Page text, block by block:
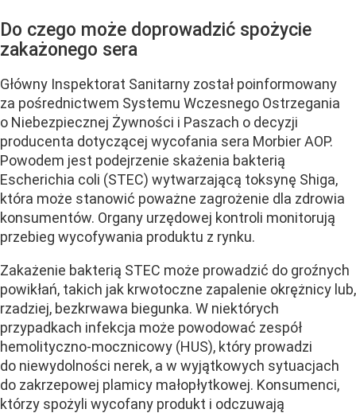
Do czego może doprowadzić spożycie
zakażonego sera
Główny Inspektorat Sanitarny został poinformowany
za pośrednictwem Systemu Wczesnego Ostrzegania
o Niebezpiecznej Żywności i Paszach o decyzji
producenta dotyczącej wycofania sera Morbier AOP.
Powodem jest podejrzenie skażenia bakterią
Escherichia coli (STEC) wytwarzającą toksynę Shiga,
która może stanowić poważne zagrożenie dla zdrowia
konsumentów. Organy urzędowej kontroli monitorują
przebieg wycofywania produktu z rynku.
Zakażenie bakterią STEC może prowadzić do groźnych
powikłań, takich jak krwotoczne zapalenie okrężnicy lub,
rzadziej, bezkrwawa biegunka. W niektórych
przypadkach infekcja może powodować zespół
hemolityczno-mocznicowy (HUS), który prowadzi
do niewydolności nerek, a w wyjątkowych sytuacjach
do zakrzepowej plamicy małopłytkowej. Konsumenci,
którzy spożyli wycofany produkt i odczuwają